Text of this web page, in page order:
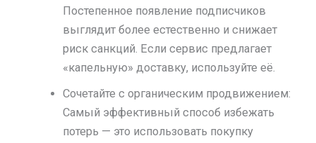
Постепенное появление подписчиков
выглядит более естественно и снижает
риск санкций. Если сервис предлагает
«капельную» доставку, используйте её.
Сочетайте с органическим продвижением:
Самый эффективный способ избежать
потерь — это использовать покупку